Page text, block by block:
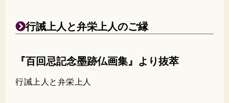
行誡上人と弁栄上人のご縁
『百回忌記念墨跡仏画集』より抜萃
行誡上人と弁栄上人